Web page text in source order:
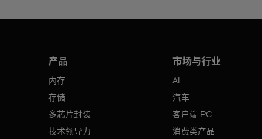
产品
内存
存储
多芯片封装
技术领导力
市场与行业
AI
汽车
客户端 PC
消费类产品